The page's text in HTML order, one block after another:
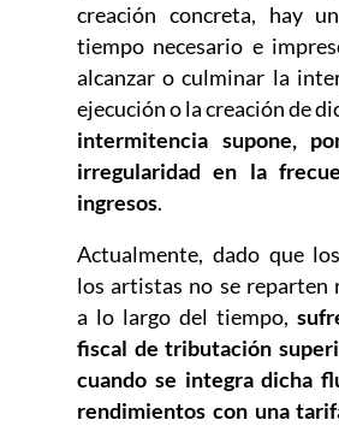
creación concreta, hay
tiempo necesario e
alcanzar o culminar la
ejecución o la creación de
intermitencia supone,
irregularidad en la
ingresos.
Actualmente, dado que
los artistas no se reparten
a lo largo del tiempo,
fiscal de tributación
cuando se integra dicha
rendimientos con una